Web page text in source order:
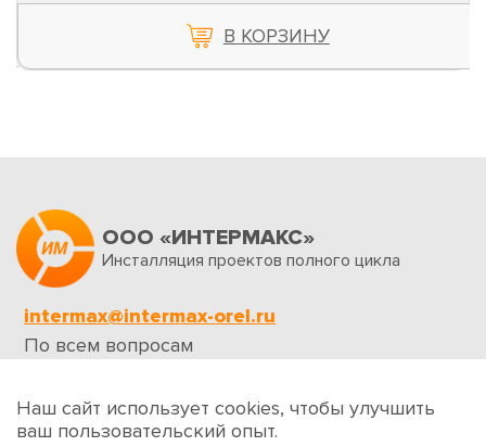
В КОРЗИНУ
ООО «ИНТЕРМАКС»
Инсталляция проектов полного цикла
intermax@intermax-orel.ru
По всем вопросам
Обратная связь
Наш сайт использует cookies, чтобы улучшить
ваш пользовательский опыт.